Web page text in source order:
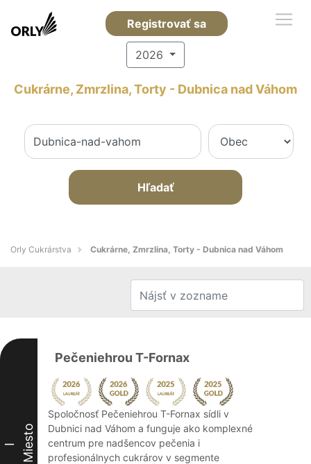
Registrovať sa
2026
Cukrárne, Zmrzlina, Torty - Dubnica nad Váhom
Hľadať
Orly Cukrárstva Cukrárne, Zmrzlina, Torty - Dubnica nad Váhom
I Miesto
Pečeniehrou T-Fornax
Spoločnosť Pečeniehrou T-Fornax sídli v
Dubnici nad Váhom a funguje ako komplexné
centrum pre nadšencov pečenia i
profesionálnych cukrárov v segmente